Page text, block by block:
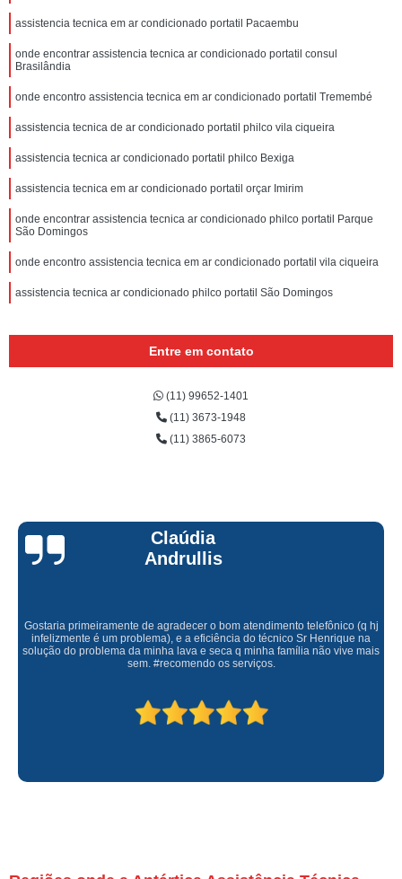
assistencia tecnica em ar condicionado portatil Pacaembu
onde encontrar assistencia tecnica ar condicionado portatil consul
Brasilândia
onde encontro assistencia tecnica em ar condicionado portatil Tremembé
assistencia tecnica de ar condicionado portatil philco vila ciqueira
assistencia tecnica ar condicionado portatil philco Bexiga
assistencia tecnica em ar condicionado portatil orçar Imirim
onde encontrar assistencia tecnica ar condicionado philco portatil Parque
São Domingos
onde encontro assistencia tecnica em ar condicionado portatil vila ciqueira
assistencia tecnica ar condicionado philco portatil São Domingos
Entre em contato
(11) 99652-1401
(11) 3673-1948
(11) 3865-6073
Claúdia
Andrullis
Gostaria primeiramente de agradecer o bom atendimento telefônico (q hj
infelizmente é um problema), e a eficiência do técnico Sr Henrique na
solução do problema da minha lava e seca q minha família não vive mais
sem. #recomendo os serviços.